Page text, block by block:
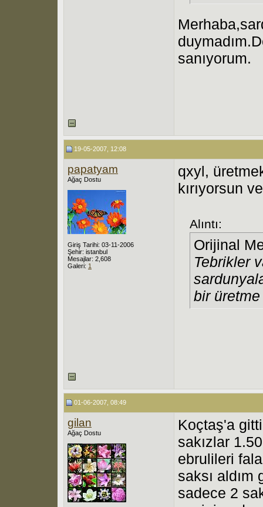
sanıyorum.
19-05-2007, 12:08
papatyam
Ağaç Dostu
Giriş Tarihi: 03-11-2006
Şehir: istanbul
Mesajlar: 2,608
Galeri: 1
qxyl,
kırıyorsun
Alıntı:
Orijinal
Tebrikler
bir
01-06-2007, 08:49
gilan
Ağaç Dostu
Koçtaş'a
sakızlar
ebrulileri
saksı
sadece 2